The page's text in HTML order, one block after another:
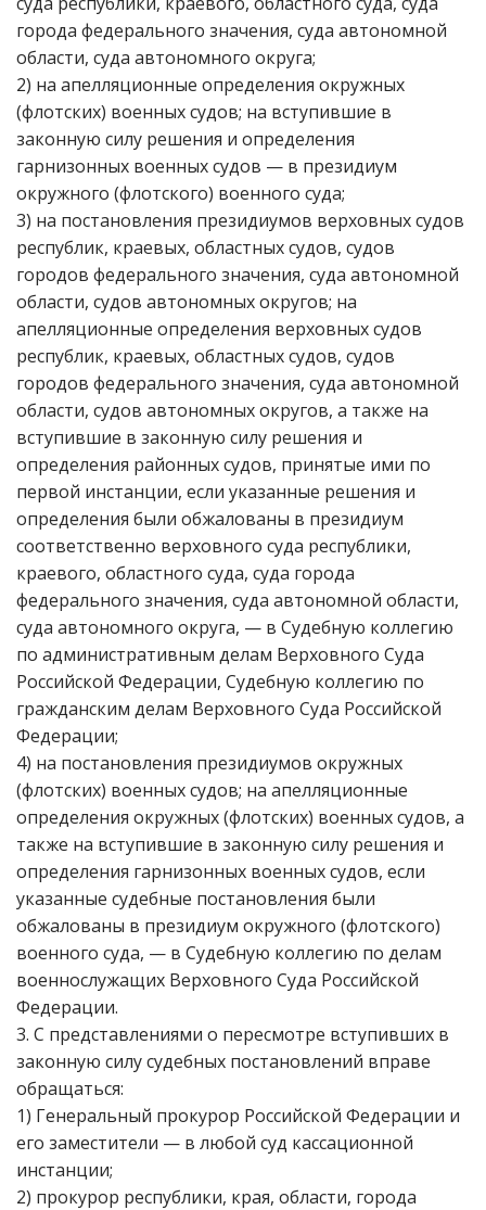
города федерального значения, суда автономной
области, суда автономного округа;
2) на апелляционные определения окружных
(флотских) военных судов; на вступившие в
законную силу решения и определения
гарнизонных военных судов — в президиум
окружного (флотского) военного суда;
3) на постановления президиумов верховных судов
республик, краевых, областных судов, судов
городов федерального значения, суда автономной
области, судов автономных округов; на
апелляционные определения верховных судов
республик, краевых, областных судов, судов
городов федерального значения, суда автономной
области, судов автономных округов, а также на
вступившие в законную силу решения и
определения районных судов, принятые ими по
первой инстанции, если указанные решения и
определения были обжалованы в президиум
соответственно верховного суда республики,
краевого, областного суда, суда города
федерального значения, суда автономной области,
суда автономного округа, — в Судебную коллегию
по административным делам Верховного Суда
Российской Федерации, Судебную коллегию по
гражданским делам Верховного Суда Российской
Федерации;
4) на постановления президиумов окружных
(флотских) военных судов; на апелляционные
определения окружных (флотских) военных судов, а
также на вступившие в законную силу решения и
определения гарнизонных военных судов, если
указанные судебные постановления были
обжалованы в президиум окружного (флотского)
военного суда, — в Судебную коллегию по делам
военнослужащих Верховного Суда Российской
Федерации.
3. С представлениями о пересмотре вступивших в
законную силу судебных постановлений вправе
обращаться:
1) Генеральный прокурор Российской Федерации и
его заместители — в любой суд кассационной
инстанции;
2) прокурор республики, края, области, города